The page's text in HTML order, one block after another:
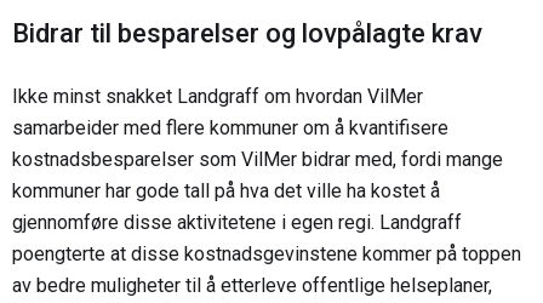
Bidrar til besparelser og lovpålagte krav
Ikke minst snakket Landgraff om hvordan VilMer
samarbeider med flere kommuner om å kvantifisere
kostnadsbesparelser som VilMer bidrar med, fordi mange
kommuner har gode tall på hva det ville ha kostet å
gjennomføre disse aktivitetene i egen regi. Landgraff
poengterte at disse kostnadsgevinstene kommer på toppen
av bedre muligheter til å etterleve offentlige helseplaner,